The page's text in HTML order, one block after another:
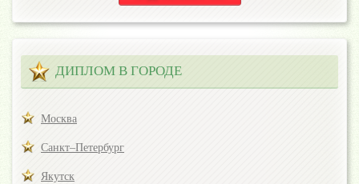
ДИПЛОМ В ГОРОДЕ
Москва
Санкт–Петербург
Якутск